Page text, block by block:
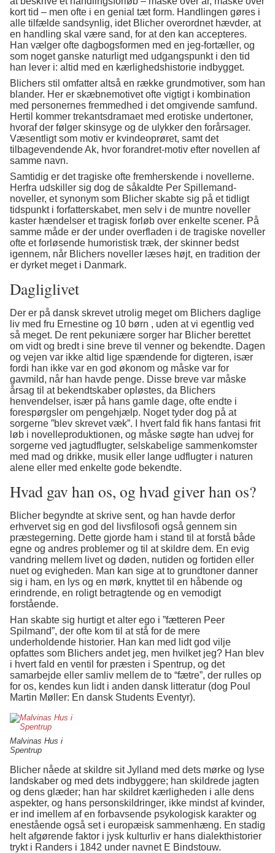
kort tid – men ofte i en genial tæt form. Handlingen gøres i
alle tilfælde sandsynlig, idet Blicher overordnet hævder, at
en handling skal være sand, for at den kan accepteres.
Han vælger ofte dagbogsformen med en jeg-fortæller, og
som noget ganske naturligt med udgangspunkt i den tid
han lever i: altid med en kærlighedshistorie indbygget.
Blichers stil omfatter altså en række grundmotiver, som han
blander. Her er skæbnemotivet ofte vigtigt i kombination
med personernes fremmedhed i det omgivende samfund.
Hertil kommer trekantsdramaet med erotiske undertoner,
hvoraf der følger skinsyge og de ulykker den forårsager.
Væsentligt som motiv er kvindeoprøret, samt det
tilbagevendende Ak, hvor forandret-motiv efter novellen af
samme navn.
Samtidig er det tragiske ofte fremherskende i novellerne.
Herfra udskiller sig dog de såkaldte Per Spillemand-
noveller, et synonym som Blicher skabte sig på et tidligt
tidspunkt i forfatterskabet, men selv i de muntre noveller
kaster hændelser et tragisk forløb over enkelte scener. På
samme måde er der under overfladen i de tragiske noveller
ofte et forløsende humoristisk træk, der skinner bedst
igennem, når Blichers noveller læses højt, en tradition der
er dyrket meget i Danmark.
Dagliglivet
Der er på dansk skrevet utrolig meget om Blichers daglige
liv med fru Ernestine og 10 børn , uden at vi egentlig ved
så meget. De rent pekuniære sorger har Blicher berettet
om vidt og bredt i sine breve til venner og bekendte. Dagen
og vejen var ikke altid lige spændende for digteren, især
fordi han ikke var en god økonom og måske var for
gavmild, når han havde penge. Disse breve var måske
årsag til at bekendtskaber opløstes, da Blichers
henvendelser, især på hans gamle dage, ofte endte i
forespørgsler om pengehjælp. Noget tyder dog på at
sorgerne ”blev skrevet væk”. I hvert fald fik hans fantasi frit
løb i novelleproduktionen, og måske søgte han udvej for
sorgerne ved jagtudflugter, selskabelige sammenkomster
med mad og drikke, musik eller lange udflugter i naturen
alene eller med enkelte gode bekendte.
Hvad gav han os, og hvad giver han os?
Blicher begyndte at skrive sent, og han havde derfor
erhvervet sig en god del livsfilosofi også gennem sin
præstegerning. Dette gjorde ham i stand til at forstå både
egne og andres problemer og til at skildre dem. En evig
vandring mellem livet og døden, nutiden og fortiden eller
nuet og evigheden. Man kan sige at to grundtoner danner
sig i ham, en lys og en mørk, knyttet til en håbende og
erindrende, en roligt betragtende og en vemodigt
forstående.
Han skabte sig hurtigt et alter ego i ”fætteren Peer
Spilmand”, der ofte kom til at stå for de mere
underholdende historier. Han kan med lidt god vilje
opfattes som Blichers andet jeg, men hvilket jeg? Han blev
i hvert fald en ventil for præsten i Spentrup, og det
samarbejde eller samliv mellem de to “fætre”, der rulles op
for os, kendes kun lidt i anden dansk litteratur (dog Poul
Martin Møller: En dansk Students Eventyr).
Malvinas Hus i
Spentrup
Blicher nåede at skildre sit Jylland med dets mørke og lyse
landskaber og med dets indbyggere; han skildrede jagten
og dens glæder; han har skildret kærligheden i alle dens
aspekter, og hans personskildringer, ikke mindst af kvinder,
er ind imellem af en forbavsende psykologisk karakter og
enestående også set i europæisk sammenhæng. En stadig
helt afgørende faktor i jysk kulturliv er hans dialekthistorier
trykt i Randers i 1842 under navnet E Bindstouw.